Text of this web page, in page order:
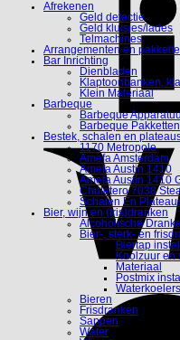
Afrekenen
Geld detectie
Geld kluisjes/lades
Telmachines
Arrangementen en
Bar Inrichting
Dienbladen
Klaptoonbanken,
Klein Materiaal
Barbeque
Barbeque
Barbeque Pakketten
Bestek, schalen en
1170 Metropole
Amefa Amsterdam
Amefa Austin 1410
Amefa Austin 1410
Chuletero 7038
Schalen En
Bier, wijn en (fris)dranken
Alcoholische
Bier-, sterk- en
Biertap
Koolzuur en
Materiaal
Postmix
Waterkoelers
Bieren
Frisdranken
Sappen
Water